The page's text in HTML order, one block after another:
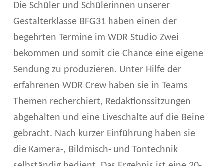
D
M
A
G
A
Z
I
N
Die Schüler und Schülerinnen unserer
Gestalterklasse BFG31 haben einen der
begehrten Termine im WDR Studio Zwei
bekommen und somit die Chance eine eigene
Sendung zu produzieren. Unter Hilfe der
erfahrenen WDR Crew haben sie in Teams
Themen recherchiert, Redaktionssitzungen
abgehalten und eine Liveschalte auf die Beine
gebracht. Nach kurzer Einführung haben sie
die Kamera-, Bildmisch- und Tontechnik